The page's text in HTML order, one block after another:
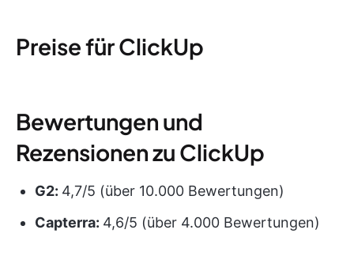
Preise für ClickUp
Bewertungen und
Rezensionen zu ClickUp
G2: 4,7/5 (über 10.000 Bewertungen)
Capterra: 4,6/5 (über 4.000 Bewertungen)